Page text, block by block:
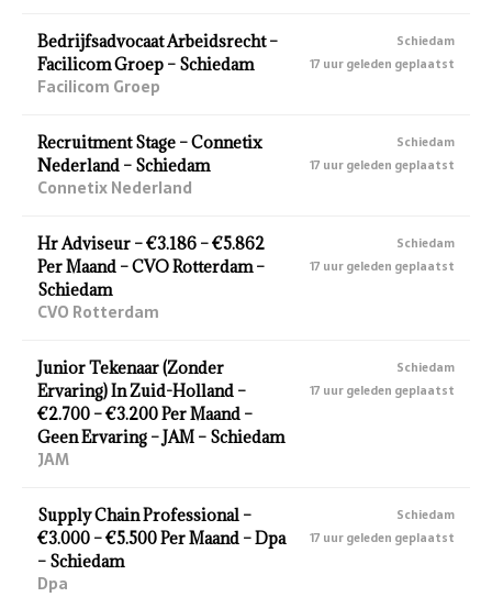
Bedrijfsadvocaat Arbeidsrecht –
Facilicom Groep – Schiedam
Facilicom Groep
Schiedam
17 uur geleden geplaatst
Recruitment Stage – Connetix
Nederland – Schiedam
Connetix Nederland
Schiedam
17 uur geleden geplaatst
Hr Adviseur – €3.186 – €5.862
Per Maand – CVO Rotterdam –
Schiedam
CVO Rotterdam
Schiedam
17 uur geleden geplaatst
Junior Tekenaar (Zonder
Ervaring) In Zuid-Holland –
€2.700 – €3.200 Per Maand –
Geen Ervaring – JAM – Schiedam
JAM
Schiedam
17 uur geleden geplaatst
Supply Chain Professional –
€3.000 – €5.500 Per Maand – Dpa
– Schiedam
Dpa
Schiedam
17 uur geleden geplaatst